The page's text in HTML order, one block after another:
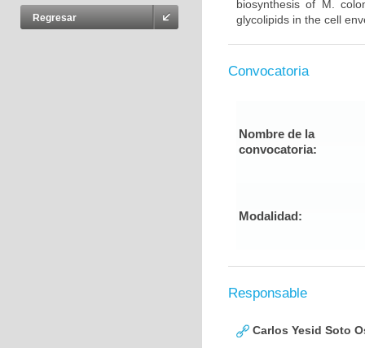
Regresar
biosynthesis of M.
glycolipids in the cell
Convocatoria
Nombre de la
convocatoria:
Modalidad:
Responsable
Carlos Yesid Soto